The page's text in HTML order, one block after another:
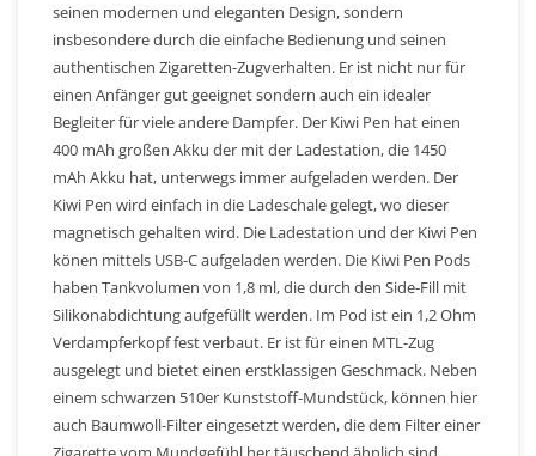
seinen modernen und eleganten Design, sondern
insbesondere durch die einfache Bedienung und seinen
authentischen Zigaretten-Zugverhalten. Er ist nicht nur für
einen Anfänger gut geeignet sondern auch ein idealer
Begleiter für viele andere Dampfer. Der Kiwi Pen hat einen
400 mAh großen Akku der mit der Ladestation, die 1450
mAh Akku hat, unterwegs immer aufgeladen werden. Der
Kiwi Pen wird einfach in die Ladeschale gelegt, wo dieser
magnetisch gehalten wird. Die Ladestation und der Kiwi Pen
könen mittels USB-C aufgeladen werden. Die Kiwi Pen Pods
haben Tankvolumen von 1,8 ml, die durch den Side-Fill mit
Silikonabdichtung aufgefüllt werden. Im Pod ist ein 1,2 Ohm
Verdampferkopf fest verbaut. Er ist für einen MTL-Zug
ausgelegt und bietet einen erstklassigen Geschmack. Neben
einem schwarzen 510er Kunststoff-Mundstück, können hier
auch Baumwoll-Filter eingesetzt werden, die dem Filter einer